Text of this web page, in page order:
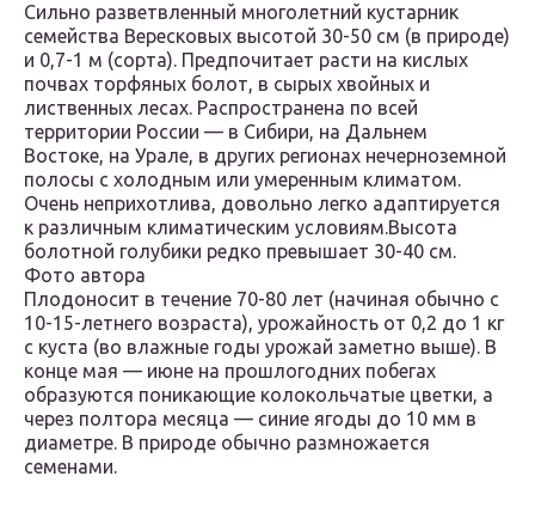
Сильно разветвленный многолетний кустарник
семейства Вересковых высотой 30-50 см (в природе)
и 0,7-1 м (сорта). Предпочитает расти на кислых
почвах торфяных болот, в сырых хвойных и
лиственных лесах. Распространена по всей
территории России — в Сибири, на Дальнем
Востоке, на Урале, в других регионах нечерноземной
полосы с холодным или умеренным климатом.
Очень неприхотлива, довольно легко адаптируется
к различным климатическим условиям.Высота
болотной голубики редко превышает 30-40 см.
Фото автора
Плодоносит в течение 70-80 лет (начиная обычно с
10-15-летнего возраста), урожайность от 0,2 до 1 кг
с куста (во влажные годы урожай заметно выше). В
конце мая — июне на прошлогодних побегах
образуются поникающие колокольчатые цветки, а
через полтора месяца — синие ягоды до 10 мм в
диаметре. В природе обычно размножается
семенами.